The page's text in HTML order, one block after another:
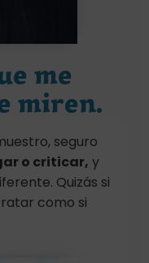
me
miren.
seguro
o criticar, y
Quizás si
como si